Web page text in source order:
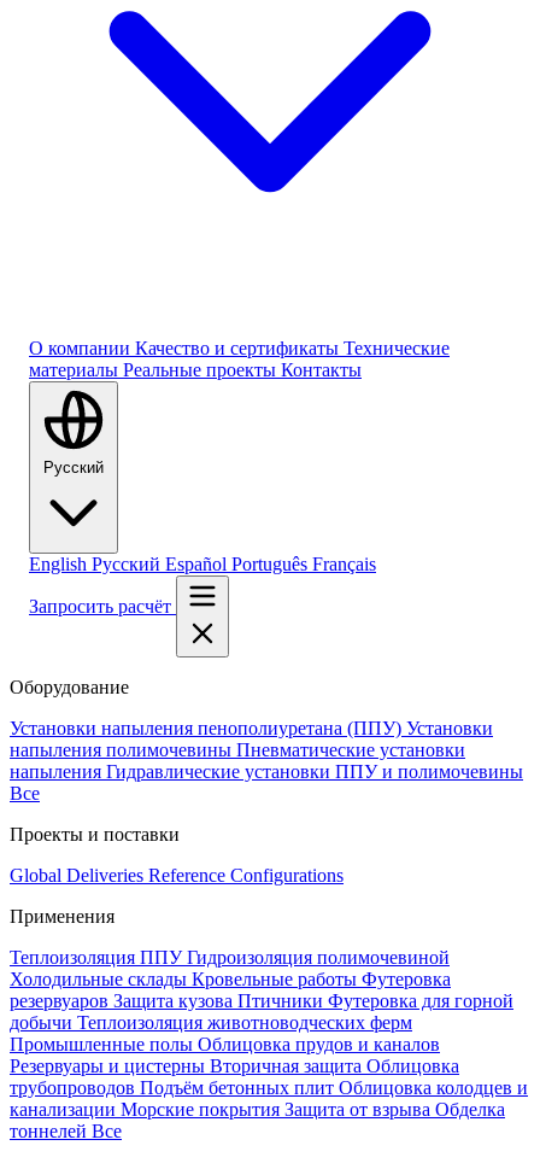
О компании Качество и сертификаты Технические
материалы Реальные проекты Контакты
English Русский Español Português Français
Запросить расчёт
Оборудование
Установки напыления пенополиуретана (ППУ) Установки
напыления полимочевины Пневматические установки
напыления Гидравлические установки ППУ и полимочевины
Все
Проекты и поставки
Global Deliveries Reference Configurations
Применения
Теплоизоляция ППУГидроизоляция полимочевиной
Холодильные склады Кровельные работы Футеровка
резервуаров Защита кузова Птичники Футеровка для горной
добычи Теплоизоляция животноводческих ферм
Промышленные полы Облицовка прудов и каналов
Резервуары и цистерны Вторичная защита Облицовка
трубопроводов Подъём бетонных плит Облицовка колодцев и
канализации Морские покрытия Защита от взрыва Обделка
тоннелей Все